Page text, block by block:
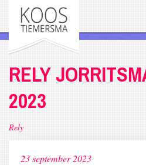
Overslaan
naar
gaan
RELY
2023
Rely
23 september 2023